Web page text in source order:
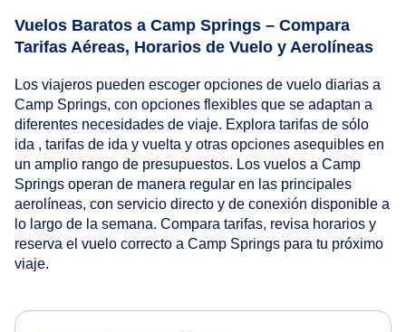
Vuelos Baratos a Camp Springs – Compara
Tarifas Aéreas, Horarios de Vuelo y Aerolíneas
Los viajeros pueden escoger opciones de vuelo diarias a
Camp Springs, con opciones flexibles que se adaptan a
diferentes necesidades de viaje. Explora tarifas de sólo
ida , tarifas de ida y vuelta y otras opciones asequibles en
un amplio rango de presupuestos. Los vuelos a Camp
Springs operan de manera regular en las principales
aerolíneas, con servicio directo y de conexión disponible a
lo largo de la semana. Compara tarifas, revisa horarios y
reserva el vuelo correcto a Camp Springs para tu próximo
viaje.